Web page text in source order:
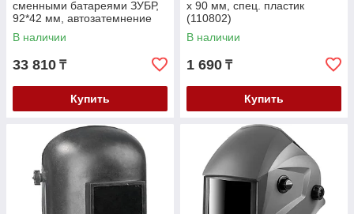
сменными батареями ЗУБР,
92*42 мм, автозатемнение
(11070)
В наличии
33 810 ₸
Купить
х 90 мм, спец. пластик
(110802)
В наличии
1 690 ₸
Купить